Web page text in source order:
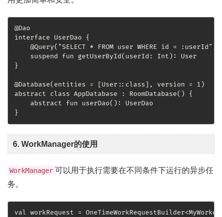
@Dao
interface UserDao {
    @Query("SELECT * FROM user WHERE id = :userId")
    suspend fun getUserById(userId: Int): User
}
@Database(entities = [User::class], version = 1)
abstract class AppDatabase : RoomDatabase() {
    abstract fun userDao(): UserDao
}
6. WorkManager的使用
WorkManager 可以用于执行需要在不同条件下运行的异步任
务。
val workRequest =